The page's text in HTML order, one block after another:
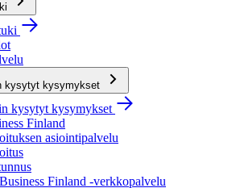
kysytyt kysymykset
kysytyt kysymykset
Finland
asiointipalvelu
Finland -verkkopalvelu